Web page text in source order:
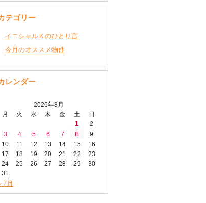
テゴリー
イニシャルＫのひとり言
今月のオススメ物件
レンダー
2026年8月
月
火 水 木 金 土
日
1
2
3
4 5 6 7 8
9
10
11 12 13 14 15
16
17
18 19 20 21 22
23
24
25 26 27 28 29
30
31
7月